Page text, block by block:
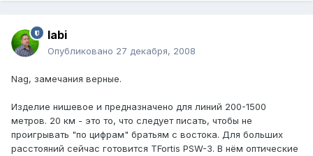
labi
Опубликовано 27 декабря, 2008
Nag, замечания верные.
Изделие нишевое и предназначено для линий 200-1500
метров. 20 км - это то, что следует писать, чтобы не
проигрывать "по цифрам" братьям с востока. Для больших
расстояний сейчас готовится TFortis PSW-3. В нём оптические